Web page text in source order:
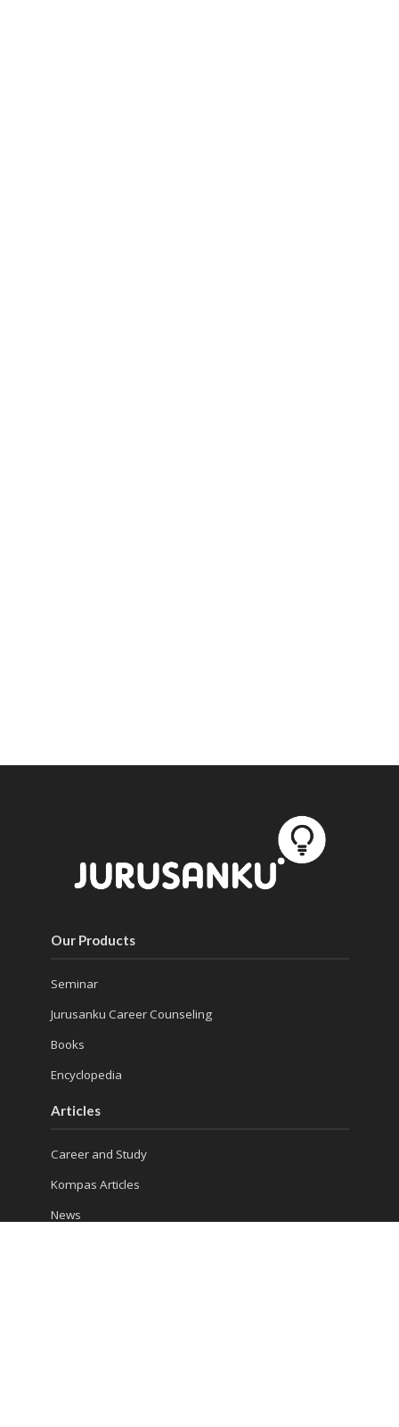
Our Products
Seminar
Jurusanku Career Counseling
Books
Encyclopedia
Articles
Career and Study
Kompas Articles
News